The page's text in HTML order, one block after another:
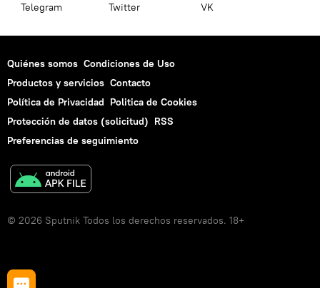
Telegram Twitter VK
Quiénes somos Condiciones de Uso
Productos y servicios Contacto
Política de Privacidad Politica de Cookies
Protección de datos (solicitud) RSS
Preferencias de seguimiento
© 2026 Sputnik Todos los derechos reservados. 18+